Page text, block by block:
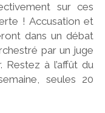
sur ces
! Accusation et
dans un débat
par un juge
Restez à l’affût du
seules 20